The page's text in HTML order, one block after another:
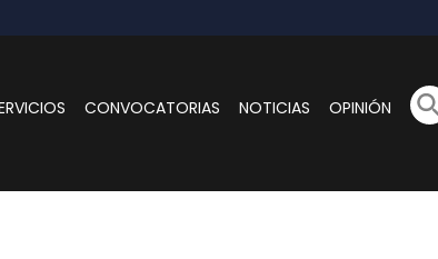
CONVOCATORIAS NOTICIAS OPINIÓN